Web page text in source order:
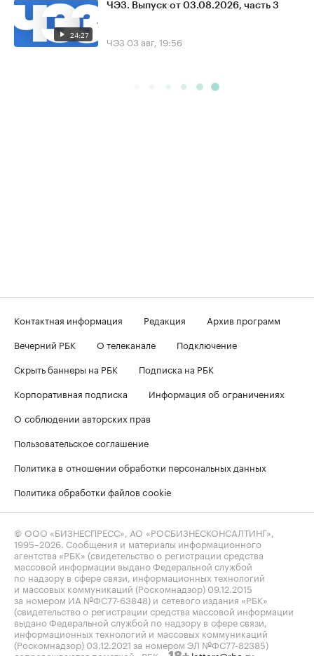
24:27
ЧЭЗ. Выпуск от 03.08.2026, часть 3
ЧЭЗ 03 авг, 19:56
Контактная информация Редакция
Архив программ
Вечерний РБК
О телеканале
Подключение
Скрыть баннеры на РБК
Подписка на РБК
Корпоративная подписка
Информация об ограничениях
О соблюдении авторских прав
Пользовательское соглашение
Политика в отношении обработки персональных данных
Политика обработки файлов cookie
© ООО «БИЗНЕСПРЕСС», АО «РОСБИЗНЕСКОНСАЛТИНГ»,
1995–2026 . Сообщения и материалы информационного
агентства «РБК» (свидетельство о регистрации средства
массовой информации выдано Федеральной службой
по надзору в сфере связи, информационных технологий
и массовых коммуникаций (Роскомнадзор) 09.12.2015
за номером ИА №ФС77-63848) и сетевого издания «РБК»
(свидетельство о регистрации средства массовой информации
выдано Федеральной службой по надзору в сфере связи,
информационных технологий и массовых коммуникаций
(Роскомнадзор) 03.12.2021 за номером ЭЛ №ФС77-82385)